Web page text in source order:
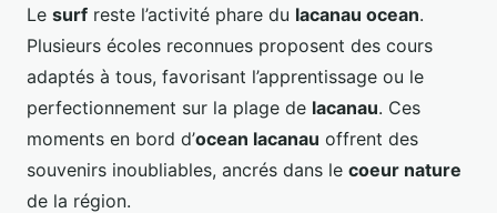
Le surf reste l’activité phare du lacanau ocean.
Plusieurs écoles reconnues proposent des cours
adaptés à tous, favorisant l’apprentissage ou le
perfectionnement sur la plage de lacanau. Ces
moments en bord d’ocean lacanau offrent des
souvenirs inoubliables, ancrés dans le coeur nature
de la région.